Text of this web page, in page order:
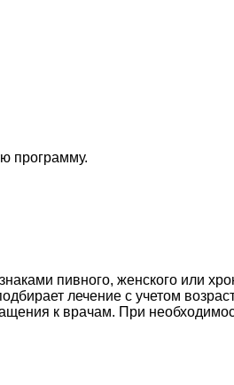
программу.
пивного, женского или
лечение с учетом
к врачам. При